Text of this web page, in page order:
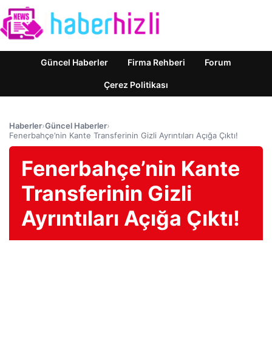
Güncel Haberler Firma Rehberi Forum
Çerez Politikası
Haberler›Güncel Haberler›
Fenerbahçe’nin Kante Transferinin Gizli Ayrıntıları Açığa Çıktı!
Fenerbahçe’nin Kante
Transferinin Gizli
Ayrıntıları Açığa Çıktı!